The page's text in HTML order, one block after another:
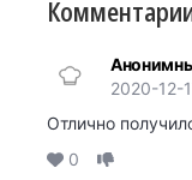
2020-12-
Отлично
0